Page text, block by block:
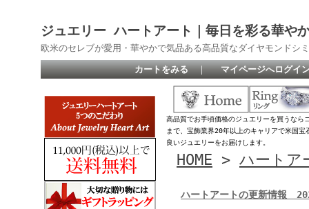
ジュエリー ハートアート｜毎日を彩る華や
欧米のセレブが愛用・華やかで気品ある高品質なダイヤモンドシ
カートをみる ｜ マイページへログイ
高品質でお手頃価格のジュエリーを買うなら
まで、宝飾業界20年以上のキャリアで米国
良いジュエリーをお届けします。
HOME > ハートア
ハートアートの更新情報